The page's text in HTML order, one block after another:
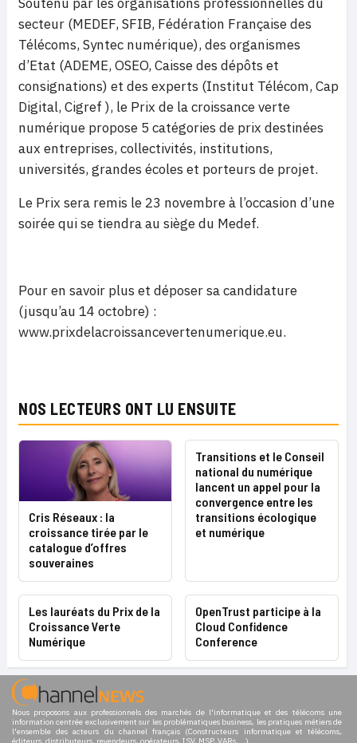
secteur (MEDEF, SFIB, Fédération Française des
Télécoms, Syntec numérique), des organismes
d’Etat (ADEME, OSEO, Caisse des dépôts et
consignations) et des experts (Institut Télécom, Cap
Digital, Cigref ), le Prix de la croissance verte
numérique propose 5 catégories de prix destinées
aux entreprises, collectivités, institutions,
universités, grandes écoles et porteurs de projet.
Le Prix sera remis le 23 novembre à l’occasion d’une
soirée qui se tiendra au siège du Medef.
Pour en savoir plus et déposer sa candidature
(jusqu’au 14 octobre) :
www.prixdelacroissancevertenumerique.eu.
NOS LECTEURS ONT LU ENSUITE
Cris Réseaux : la
croissance tirée par le
catalogue d’offres
souveraines
Transitions et le Conseil
national du numérique
lancent un appel pour la
convergence entre les
transitions écologique
et numérique
Les lauréats du Prix de la
Croissance Verte
Numérique
OpenTrust participe à la
Cloud Confidence
Conference
Nous proposons aux professionnels des marchés de l'informatique et des télécoms une
information centrée exclusivement sur les problématiques business, les pratiques métiers de
l'ensemble des acteurs du channel français (Constructeurs informatique et télécoms,